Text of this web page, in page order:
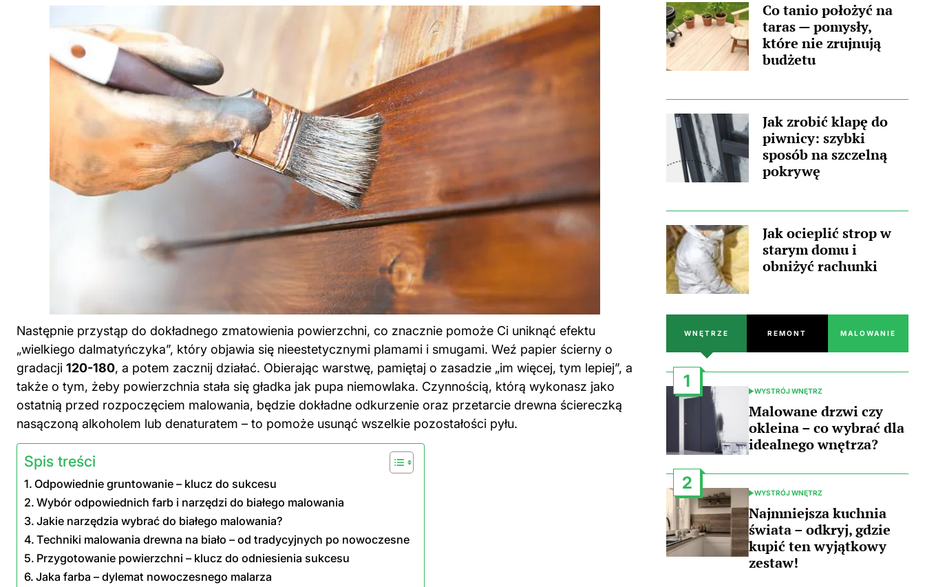
Następnie przystąp do dokładnego zmatowienia powierzchni, co znacznie pomoże Ci uniknąć efektu
„wielkiego dalmatyńczyka”, który objawia się nieestetycznymi plamami i smugami. Weź papier ścierny o
gradacji 120-180, a potem zacznij działać. Obierając warstwę, pamiętaj o zasadzie „im więcej, tym lepiej”, a
także o tym, żeby powierzchnia stała się gładka jak pupa niemowlaka. Czynnością, którą wykonasz jako
ostatnią przed rozpoczęciem malowania, będzie dokładne odkurzenie oraz przetarcie drewna ściereczką
nasączoną alkoholem lub denaturatem – to pomoże usunąć wszelkie pozostałości pyłu.
Spis treści
Odpowiednie gruntowanie – klucz do sukcesu
Wybór odpowiednich farb i narzędzi do białego malowania
Jakie narzędzia wybrać do białego malowania?
Techniki malowania drewna na biało – od tradycyjnych po nowoczesne
Przygotowanie powierzchni – klucz do odniesienia sukcesu
Jaka farba – dylemat nowoczesnego malarza
Co tanio położyć na
taras — pomysły,
które nie zrujnują
budżetu
Jak zrobić klapę do
piwnicy: szybki
sposób na szczelną
pokrywę
Jak ocieplić strop w
starym domu i
obniżyć rachunki
WNĘTRZE REMONT MALOWANIE
1
POSTED
IN
WYSTRÓJ WNĘTRZ
Malowane drzwi czy
okleina – co wybrać dla
idealnego wnętrza?
2
POSTED
IN
WYSTRÓJ WNĘTRZ
Najmniejsza kuchnia
świata – odkryj, gdzie
kupić ten wyjątkowy
zestaw!